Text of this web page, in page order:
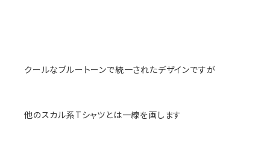
クールなブルートーンで統一されたデザインですが
他のスカル系Tシャツとは一線を画します